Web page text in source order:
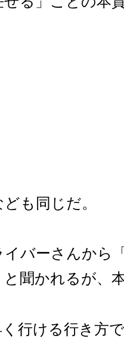
も同じだ。
バーさんから
聞かれるが、
く行ける行き方